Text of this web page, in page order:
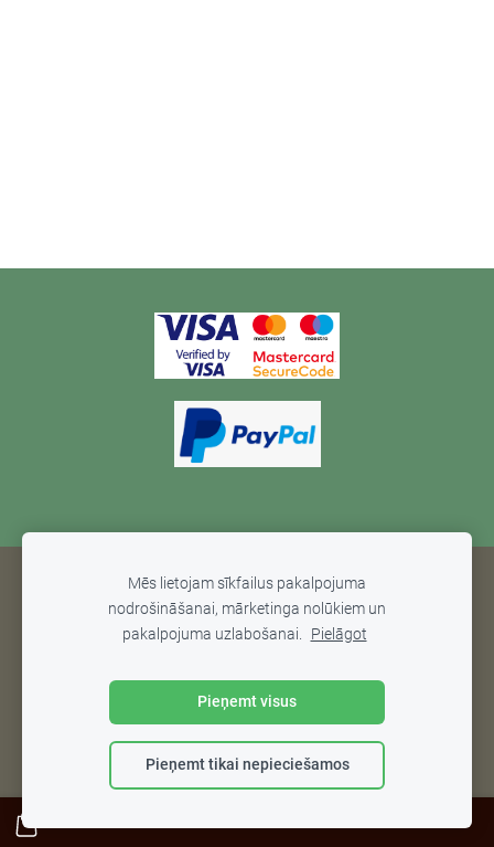
SĪKDATNES
©2024 Inpakt SIA. Visas tiesības
aizsargātas.
Mēs lietojam sīkfailus pakalpojuma
nodrošināšanai, mārketinga nolūkiem un
pakalpojuma uzlabošanai. Pielāgot
Pieņemt visus
Pieņemt tikai nepieciešamos